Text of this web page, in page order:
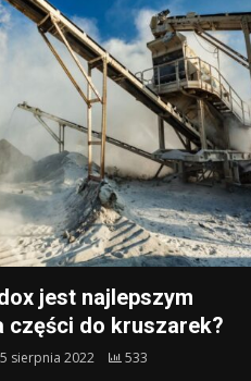
jest najlepszym
części do kruszarek?
sierpnia 2022 533